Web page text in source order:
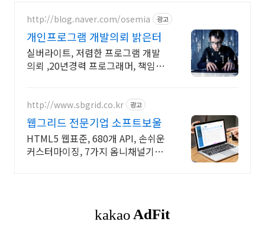
http://blog.naver.com/osemia 광고
개인프로그램 개발의뢰 밝은터
실버라이트, 저렴한 프로그램 개발
의뢰 ,20년경력 프로그래머, 책임시
http://www.sbgrid.co.kr 광고
웹그리드 전문기업 소프트보울
HTML5 웹표준, 680개 API, 손쉬운
커스터마이징, 7가지 옴니채널기술